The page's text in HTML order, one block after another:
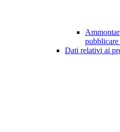
Dati relativi ai